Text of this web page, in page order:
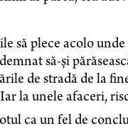
să plece acolo
să-și
de stradă de la
la unele afaceri,
ca un fel de